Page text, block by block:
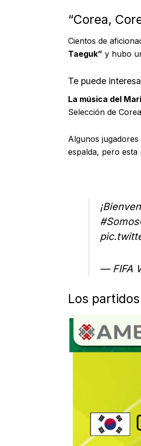
“Corea,
Cientos de
Taeguk” y hubo
Te puede
La música del
Selección de
Algunos
espalda, pero esta
— FIFA
Los